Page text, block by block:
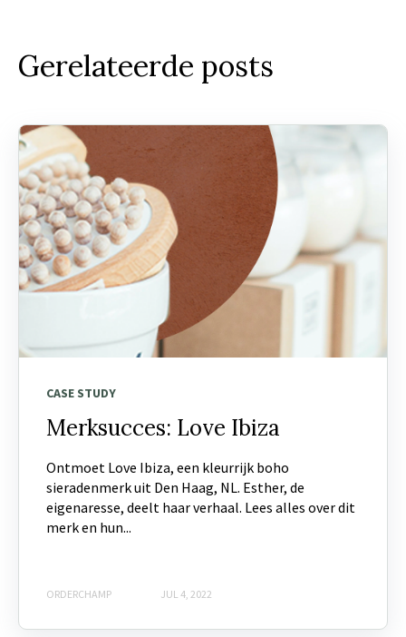
Gerelateerde posts
CASE STUDY
Merksucces: Love Ibiza
Ontmoet Love Ibiza, een kleurrijk boho
sieradenmerk uit Den Haag, NL. Esther, de
eigenaresse, deelt haar verhaal. Lees alles over dit
merk en hun...
ORDERCHAMP JUL 4, 2022